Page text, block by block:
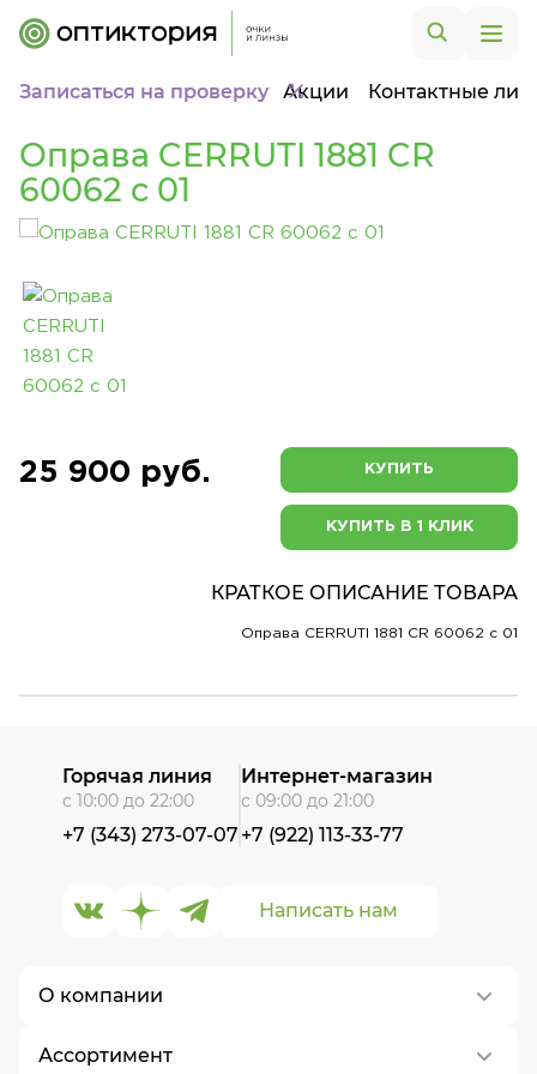
Записаться на проверку Акции Контактные
Оправа CERRUTI 1881 CR
60062 c 01
25 900 руб. КУПИТЬ
КУПИТЬ В 1 КЛИК
КРАТКОЕ ОПИСАНИЕ ТОВАРА
Оправа CERRUTI 1881 CR 60062 c 01
О компании
О нас
Ассортимент
Написать нам
Горячая линия
с 10:00 до 22:00
+7 (343) 273-07-07
Интернет-магазин
с 09:00 до 21:00
+7 (922) 113-33-77